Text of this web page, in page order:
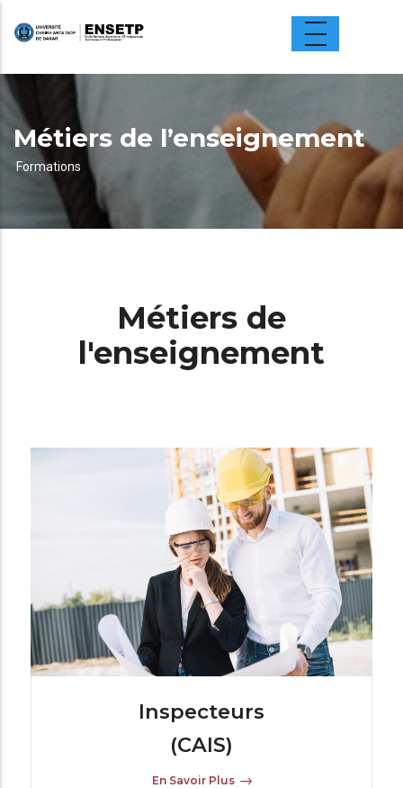
principal
Métiers de l’enseignement
d'Ariane
Formations
Métiers de
l'enseignement
Inspecteurs
(CAIS)
En Savoir Plus